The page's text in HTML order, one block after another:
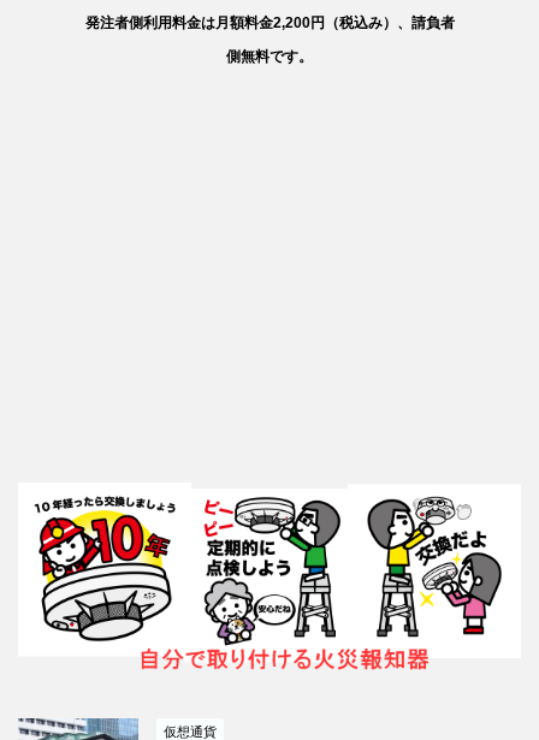
発注者側利用料金は月額料金2,200円（税込み）、請負者
側無料です。
仮想通貨